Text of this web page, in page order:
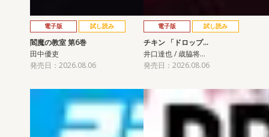
電子版 試し読み
閻魔の教室 第6巻
田中優吏
発売日：2026.08.06
電子版 試し読み
チキン 「ドロップ…
井口達也 / 歳脇将…
発売日：2026.08.06